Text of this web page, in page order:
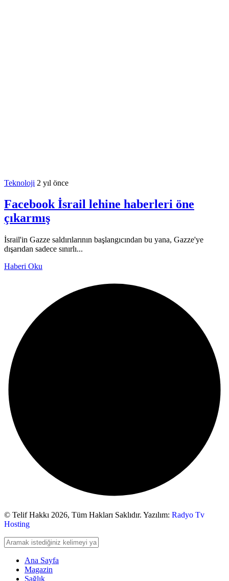
Teknoloji 2 yıl önce
Facebook İsrail lehine haberleri öne
çıkarmış
İsrail'in Gazze saldırılarının başlangıcından bu yana, Gazze'ye
dışarıdan sadece sınırlı...
Haberi Oku
© Telif Hakkı 2026, Tüm Hakları Saklıdır. Yazılım: Radyo Tv
Hosting
Ana Sayfa
Magazin
Sağlık